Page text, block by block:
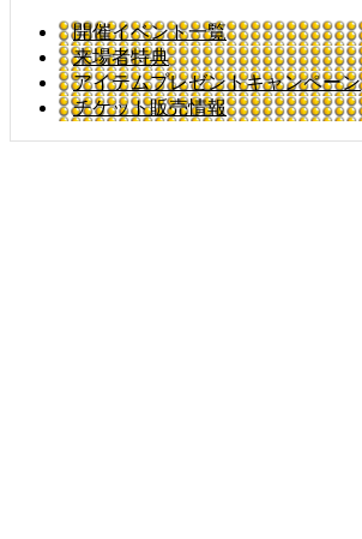
開催イベント一覧
来場者特典
アイテムプレゼントキャンペーン
チケット販売情報